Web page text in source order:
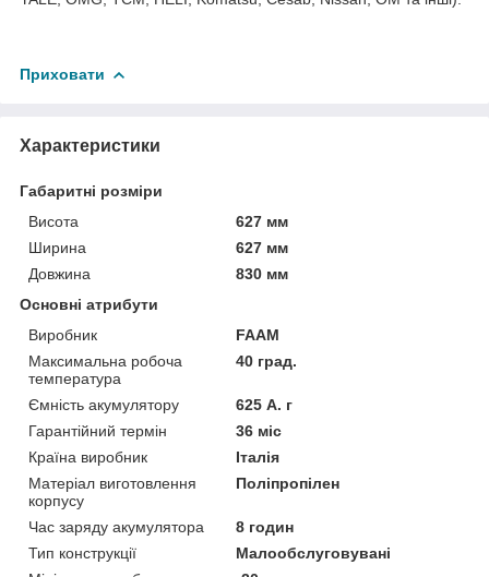
Приховати
Характеристики
Габаритні розміри
Висота
627 мм
Ширина
627 мм
Довжина
830 мм
Основні атрибути
Виробник
FAAM
Максимальна робоча
температура
40 град.
Ємність акумулятору
625 А. г
Гарантійний термін
36 міс
Країна виробник
Італія
Матеріал виготовлення
корпусу
Поліпропілен
Час заряду акумулятора
8 годин
Тип конструкції
Малообслуговувані